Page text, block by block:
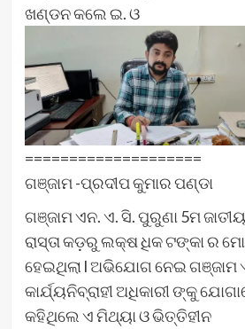
ଖଣ୍ଡନ କଲେ ଇ. ଓ
====================
ଗଞ୍ଜାମ -ପ୍ରଦୀପ କୁମାର ପଣ୍ଡା
ଗଞ୍ଜାମ ଏନ. ଏ. ସି. ପୁରୁଣା 5ମ
ରାସ୍ତା କଡ଼ରୁ ଲକ୍ଷ ଧିକ ଟଙ୍କା ର
ହେଇଥିଲା l ଅଭିଯୋଗ ନେଇ ଗଞ୍ଜାମ
କାର୍ଯ୍ୟନିବ୍ରାହୀ ଅଧିକାରୀ ଙ୍କୁ
କହିଥିଲେ ଏ ମିଥ୍ୟା ଓ ଭିତ୍ତିହୀନ